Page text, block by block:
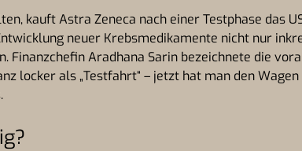
kauft Astra Zeneca nach einer Testphase das
neuer Krebsmedikamente nicht nur
Finanzchefin Aradhana Sarin bezeichnete die
locker als „Testfahrt“ – jetzt hat man den